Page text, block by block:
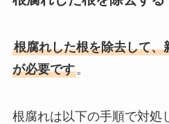
根腐れした根を除去して、
が必要です。
根腐れは以下の手順で対処